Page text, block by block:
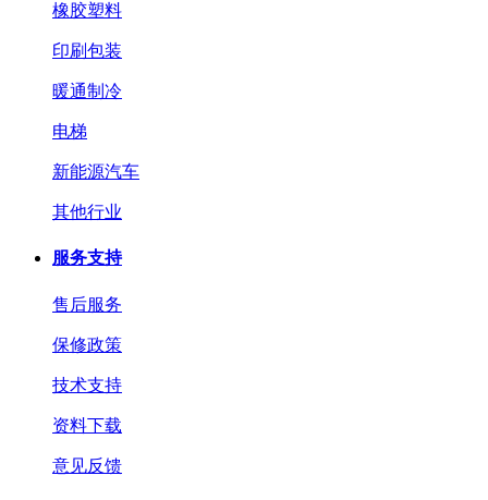
橡胶塑料
印刷包装
暖通制冷
电梯
新能源汽车
其他行业
服务支持
售后服务
保修政策
技术支持
资料下载
意见反馈